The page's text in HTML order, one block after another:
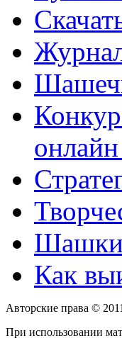
Шашки
Как
Авторские права ©
При использовании